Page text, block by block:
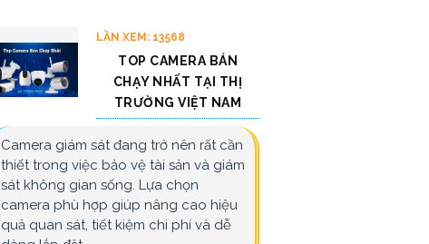
LẦN XEM: 13568
TOP CAMERA BÁN
CHẠY NHẤT TẠI THỊ
TRƯỜNG VIỆT NAM
Camera giám sát đang trở nên rất cần
thiết trong việc bảo vệ tài sản và giám
sát không gian sống. Lựa chọn
camera phù hợp giúp nâng cao hiệu
quả quan sát, tiết kiệm chi phí và dễ